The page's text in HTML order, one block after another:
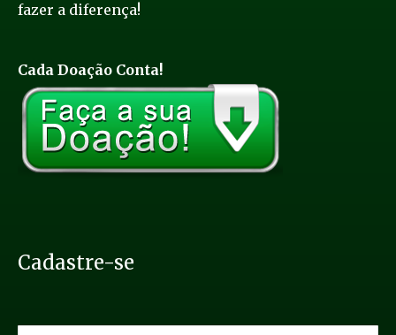
fazer a diferença!
Cada Doação Conta!
Cadastre-se